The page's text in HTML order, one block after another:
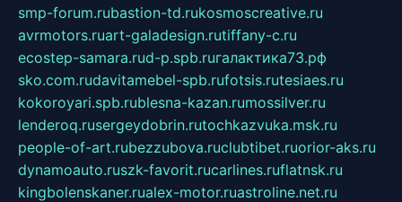
smp-forum.rubastion-td.rukosmoscreative.ru
avrmotors.ruart-galadesign.rutiffany-c.ru
ecostep-samara.rud-p.spb.ruгалактика73.рф
sko.com.rudavitamebel-spb.rufotsis.rutesiaes.ru
kokoroyari.spb.rublesna-kazan.rumossilver.ru
lenderoq.rusergeydobrin.rutochkazvuka.msk.ru
people-of-art.rubezzubova.ruclubtibet.ruorior-aks.ru
dynamoauto.ruszk-favorit.rucarlines.ruflatnsk.ru
kingbolenskaner.rualex-motor.ruastroline.net.ru